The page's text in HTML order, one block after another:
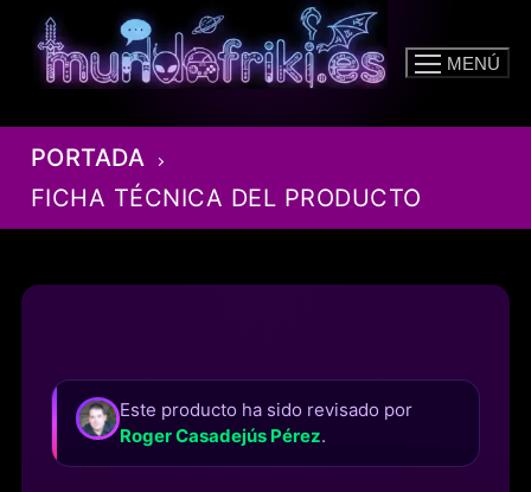
contenido
MENÚ
PORTADA
FICHA TÉCNICA DEL PRODUCTO
Este producto ha sido revisado por
Roger Casadejús Pérez.